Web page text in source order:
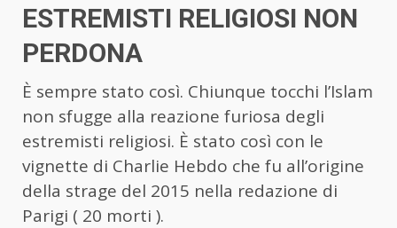
ESTREMISTI RELIGIOSI NON
PERDONA
È sempre stato così. Chiunque tocchi l’Islam
non sfugge alla reazione furiosa degli
estremisti religiosi. È stato così con le
vignette di Charlie Hebdo che fu all’origine
della strage del 2015 nella redazione di
Parigi ( 20 morti ).